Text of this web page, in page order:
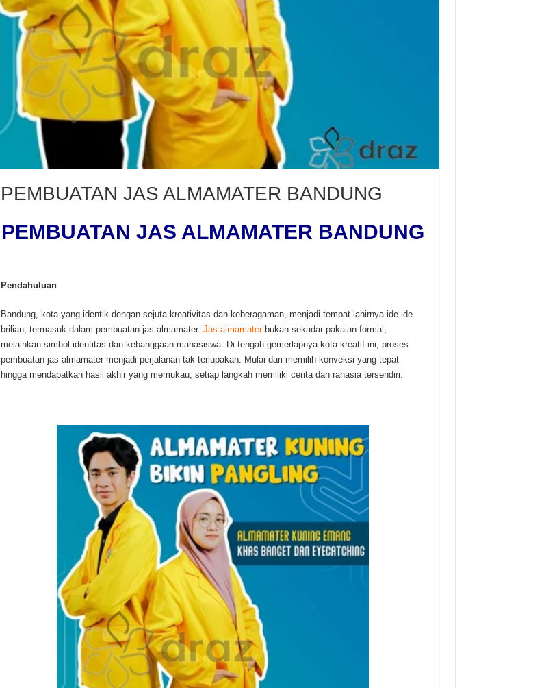
PEMBUATAN JAS ALMAMATER BANDUNG
PEMBUATAN JAS ALMAMATER BANDUNG
Pendahuluan
Bandung, kota yang identik dengan sejuta kreativitas dan keberagaman, menjadi tempat lahirnya ide-ide
brilian, termasuk dalam pembuatan jas almamater. Jas almamater bukan sekadar pakaian formal,
melainkan simbol identitas dan kebanggaan mahasiswa. Di tengah gemerlapnya kota kreatif ini, proses
pembuatan jas almamater menjadi perjalanan tak terlupakan. Mulai dari memilih konveksi yang tepat
hingga mendapatkan hasil akhir yang memukau, setiap langkah memiliki cerita dan rahasia tersendiri.